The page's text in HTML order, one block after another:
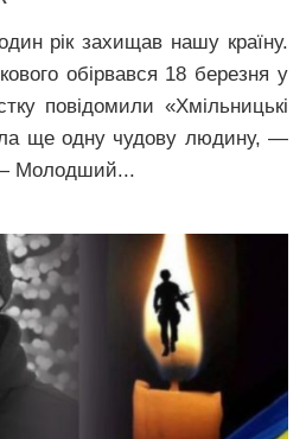
рік захищав нашу країну.
обірвався 18 березня у
повідомили «Хмільницькі
ще одну чудову людину, —
— Молодший...